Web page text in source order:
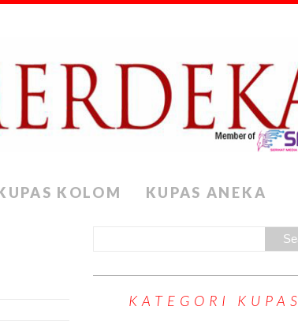
KOLOM KUPAS ANEKA
KATEGORI KUPAS